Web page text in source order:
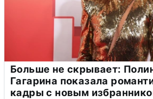
Больше не скрывает:
Гагарина показала
кадры с новым